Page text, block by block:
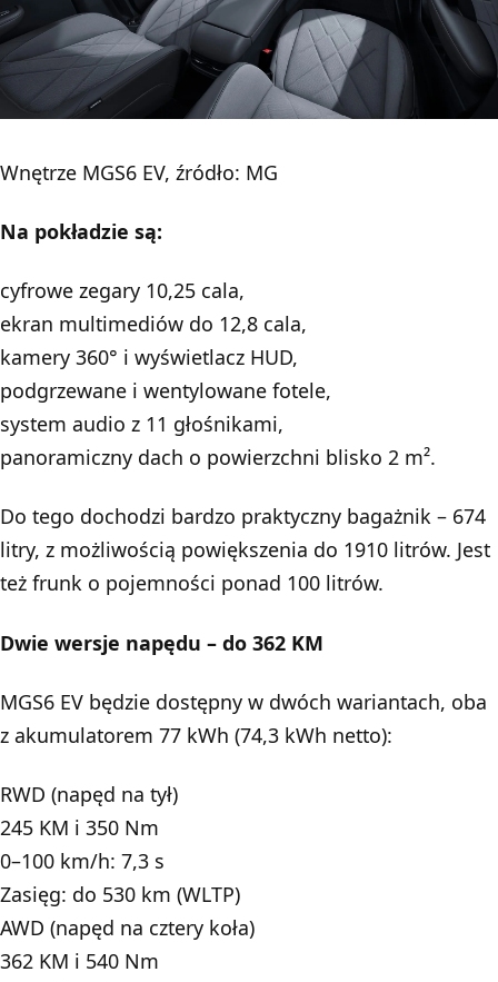
Wnętrze MGS6 EV, źródło: MG
Na pokładzie są:
cyfrowe zegary 10,25 cala,
ekran multimediów do 12,8 cala,
kamery 360° i wyświetlacz HUD,
podgrzewane i wentylowane fotele,
system audio z 11 głośnikami,
panoramiczny dach o powierzchni blisko 2 m².
Do tego dochodzi bardzo praktyczny bagażnik – 674
litry, z możliwością powiększenia do 1910 litrów. Jest
też frunk o pojemności ponad 100 litrów.
Dwie wersje napędu – do 362 KM
MGS6 EV będzie dostępny w dwóch wariantach, oba
z akumulatorem 77 kWh (74,3 kWh netto):
RWD (napęd na tył)
245 KM i 350 Nm
0–100 km/h: 7,3 s
Zasięg: do 530 km (WLTP)
AWD (napęd na cztery koła)
362 KM i 540 Nm